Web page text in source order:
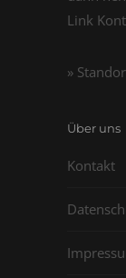
Link
»
Über uns
Kontakt